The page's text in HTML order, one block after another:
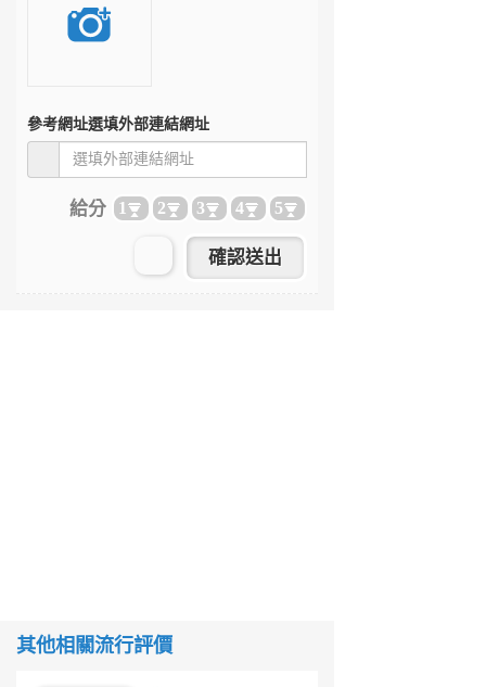
參考網址選填外部連結網址
給分 1 2 3 4 5
其他相關流行評價